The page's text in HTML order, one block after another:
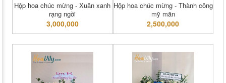
Hộp hoa chúc mừng - Xuân xanh
rạng ngời
3,000,000
Hộp hoa chúc mừng - Thành công
mỹ mãn
2,500,000